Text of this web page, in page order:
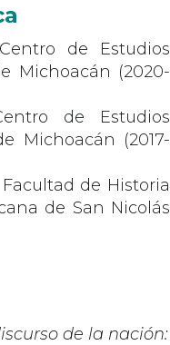
Centro de Estudios
Michoacán (2020-
de Estudios
Michoacán (2017-
Facultad de Historia
de San Nicolás
de la nación: